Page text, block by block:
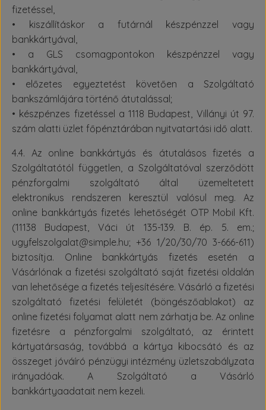
fizetéssel,
• kiszállításkor a futárnál készpénzzel vagy
bankkártyával,
• a GLS csomagpontokon készpénzzel vagy
bankkártyával,
• előzetes egyeztetést követően a Szolgáltató
bankszámlájára történő átutalással;
• készpénzes fizetéssel a 1118 Budapest, Villányi út 97.
szám alatti üzlet főpénztárában nyitvatartási idő alatt.
4.4. Az online bankkártyás és átutalásos fizetés a
Szolgáltatótól független, a Szolgáltatóval szerződött
pénzforgalmi szolgáltató által üzemeltetett
elektronikus rendszeren keresztül valósul meg. Az
online bankkártyás fizetés lehetőségét OTP Mobil Kft.
(11138 Budapest, Váci út 135-139. B. ép. 5. em.;
ugyfelszolgalat@simple.hu; +36 1/20/30/70 3-666-611)
biztosítja. Online bankkártyás fizetés esetén a
Vásárlónak a fizetési szolgáltató saját fizetési oldalán
van lehetősége a fizetés teljesítésére. Vásárló a fizetési
szolgáltató fizetési felületét (böngészőablakot) az
online fizetési folyamat alatt nem zárhatja be. Az online
fizetésre a pénzforgalmi szolgáltató, az érintett
kártyatársaság, továbbá a kártya kibocsátó és az
összeget jóváíró pénzügyi intézmény üzletszabályzata
irányadóak. A Szolgáltató a Vásárló
bankkártyaadatait nem kezeli.